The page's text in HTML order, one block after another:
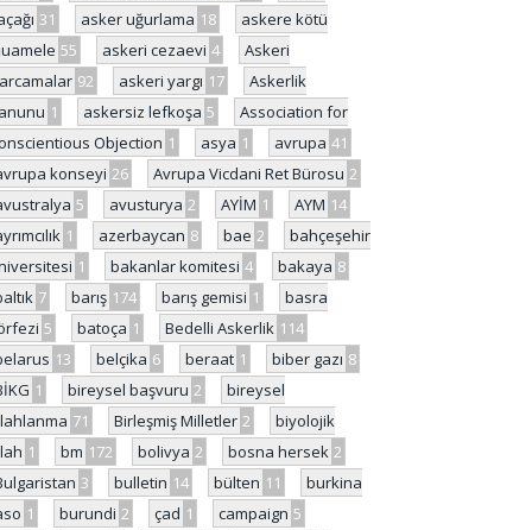
31 asker uğurlama 18
askere kötü
55 askeri cezaevi 4
Askeri
92 askeri yargı 17
Askerlik
1 askersiz lefkoşa 5
Association for
Objection 1 asya 1 avrupa 41
konseyi 26 Avrupa Vicdani Ret Bürosu 2
5 avusturya 2 AYİM 1 AYM 14
1 azerbaycan 8 bae 2
bahçeşehir
1 bakanlar komitesi 4 bakaya 8
7 barış 174 barış gemisi 1
basra
5 batoça 1 Bedelli Askerlik 114
13 belçika 6 beraat 1 biber gazı 8
1 bireysel başvuru 2
bireysel
71 Birleşmiş Milletler 2
biyolojik
1 bm 172 bolivya 2 bosna hersek 2
3 bulletin 14 bülten 11
burkina
1 burundi 2 çad 1 campaign 5